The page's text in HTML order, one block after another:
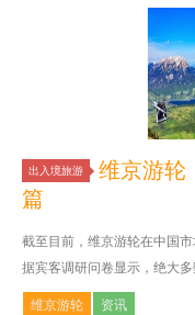
出入境旅游
维京游轮
篇
截至目前，维京游轮在中国
据宾客调研问卷显示，绝大
维京游轮 资讯